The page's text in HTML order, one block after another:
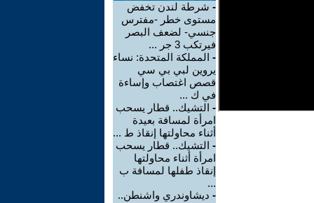
- شرطة لندن تخفض
مستوى خطر -مفترس
جنسي- لضعف البصر
فيرتكب 3 جر ...
- المملكة المتحدة: نساء
يروين لبي بي سي
قصص اغتصاب وإساءة
في ك ...
- التشيك.. قطار يسحب
امرأة لمسافة بعيدة
أثناء محاولتها إنقاذ ط ...
- التشيك.. قطار يسحب
امرأة أثناء محاولتها
إنقاذ طفلها لمسافة ب
...
- ديشاوندري واشنطن..